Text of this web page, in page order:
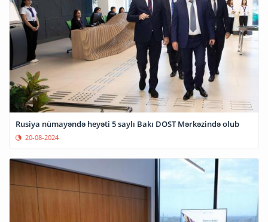
Rusiya nümayəndə heyəti 5 saylı Bakı DOST Mərkəzində olub
20-08-2024